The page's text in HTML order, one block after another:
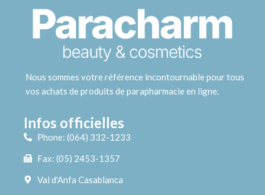
Nous sommes votre référence incontournable pour tous
vos achats de produits de parapharmacie en ligne.
Infos officielles
Phone: (064) 332-1233
Fax: (05) 2453-1357
Val d'Anfa Casablanca